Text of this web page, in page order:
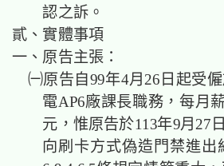
認之訴。
貳、實體事項
一、原告主張：
㈠原告自99年4月26日起受
電AP6廠課長職務，每月
元，惟原告於113年9月27
向刷卡方式偽造門禁進